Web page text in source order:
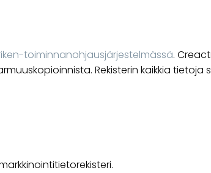
toiminnanohjausjärjestelmässä.
Rekisterin kaikkia